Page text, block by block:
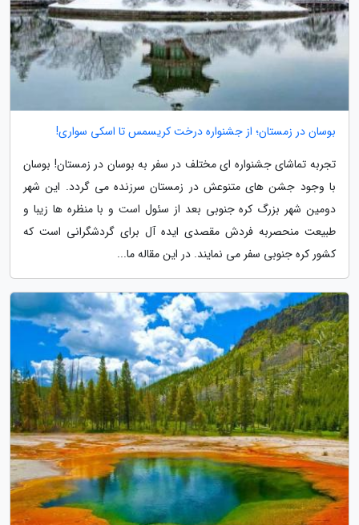
بوسان در زمستان؛ از جشنواره درخت کریسمس تا اسکی سواری!
تجربه تماشای جشنواره ای مختلف در سفر به بوسان در زمستان! بوسان
با وجود جشن های متنوعش در زمستان سرزنده می گردد. این شهر
دومین شهر بزرگ کره جنوبی بعد از سئول است و با منظره ها زیبا و
طبیعت منحصربه فردش مقصدی ایده آل برای گردشگرانی است که
کشور کره جنوبی سفر می نمایند. در این مقاله ما...